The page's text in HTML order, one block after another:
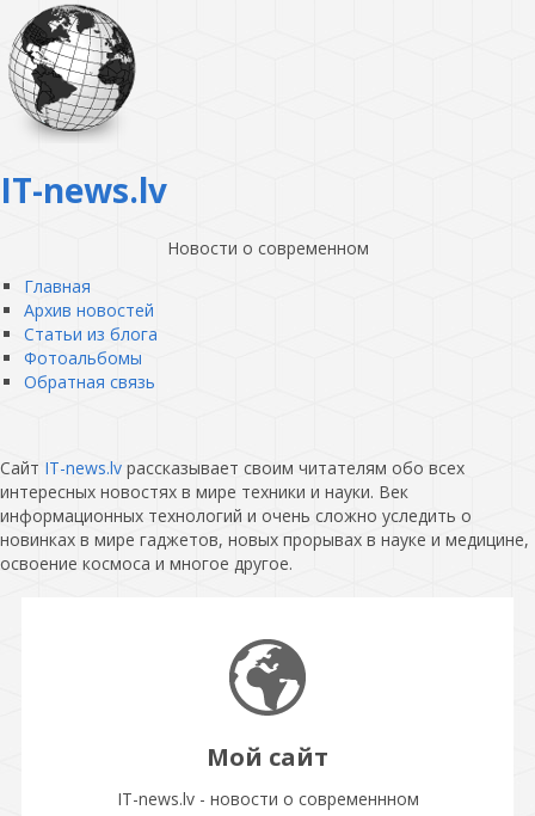
IT-news.lv
Новости о современном
Главная
Архив новостей
Статьи из блога
Фотоальбомы
Обратная связь
Сайт IT-news.lv рассказывает своим читателям обо всех
интересных новостях в мире техники и науки. Век
информационных технологий и очень сложно уследить о
новинках в мире гаджетов, новых прорывах в науке и медицине,
освоение космоса и многое другое.
Мой сайт
IT-news.lv - новости о современнном